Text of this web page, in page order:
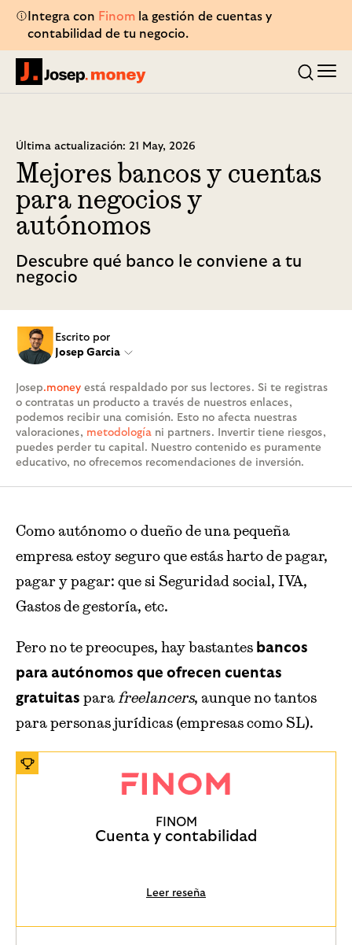
Integra con Finom la gestión de cuentas y
contabilidad de tu negocio.
Josep.money Buscar
Última actualización: 21 May, 2026
Mejores bancos y cuentas
para negocios y
autónomos
Descubre qué banco le conviene a tu
negocio
Escrito por
Josep Garcia
Josep.money está respaldado por sus lectores. Si te registras
o contratas un producto a través de nuestros enlaces,
podemos recibir una comisión. Esto no afecta nuestras
valoraciones, metodología ni partners. Invertir tiene riesgos,
puedes perder tu capital. Nuestro contenido es puramente
educativo, no ofrecemos recomendaciones de inversión.
Como autónomo o dueño de una pequeña
empresa estoy seguro que estás harto de pagar,
pagar y pagar: que si Seguridad social, IVA,
Gastos de gestoría, etc.
Pero no te preocupes, hay bastantes bancos
para autónomos que ofrecen cuentas
gratuitas parafreelancers, aunque no tantos
para personas jurídicas (empresas como SL).
FINOM
Cuenta y contabilidad
Leer reseña